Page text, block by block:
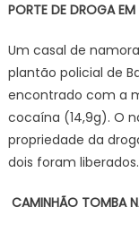
PORTE DE DROGA
Um casal de
plantão policial de
encontrado com a
cocaína (14,9g). O
propriedade da
dois foram liberados.
CAMINHÃO TOMBA